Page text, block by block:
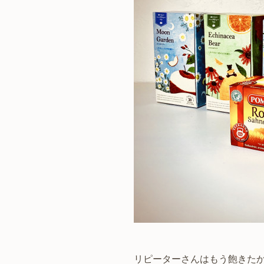
リピーターさんはもう飽きた